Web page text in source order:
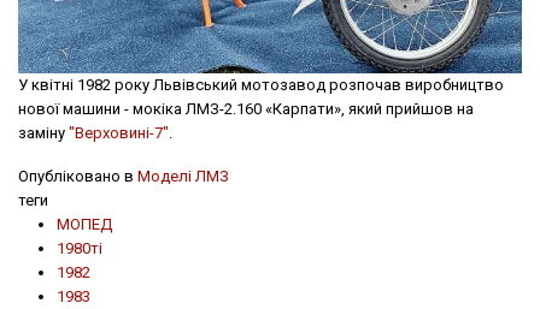
У квітні 1982 року Львівський мотозавод розпочав виробництво
нової машини - мокіка ЛМЗ-2.160 «Карпати», який прийшов на
заміну "Верховині-7"
Опубліковано в Моделі ЛМЗ
теги
МОПЕД
1980ті
1982
1983